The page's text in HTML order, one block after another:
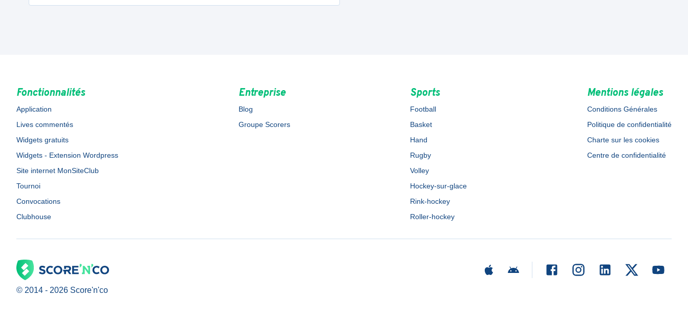
Fonctionnalités
Application
Lives commentés
Widgets gratuits
Widgets - Extension Wordpress
Site internet MonSiteClub
Tournoi
Convocations
Clubhouse
Entreprise
Blog
Groupe Scorers
Sports
Football
Basket
Hand
Rugby
Volley
Hockey-sur-glace
Rink-hockey
Roller-hockey
Mentions légales
Conditions Générales
Politique de confidentialité
Charte sur les cookies
Centre de confidentialité
© 2014 - 2026 Score'n'co